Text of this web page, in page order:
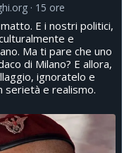
15 ore
E i nostri politici,
e
Ma ti pare che uno
di Milano? E allora,
ignoratelo e
serietà e realismo.